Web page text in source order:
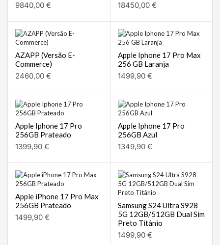
9840,00 € 18450,00 €
AZAPP (Versão E-
Commerce)
2460,00 €
Apple Iphone 17 Pro Max
256 GB Laranja
1499,90 €
Apple Iphone 17 Pro
256GB Prateado
1399,90 €
Apple Iphone 17 Pro
256GB Azul
1349,90 €
Apple iPhone 17 Pro Max
256GB Prateado
1499,90 €
Samsung S24 Ultra S928
5G 12GB/512GB Dual Sim
Preto Titânio
1499,90 €